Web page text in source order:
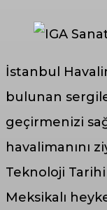
İstanbul
bulunan
geçirmenizi
havalimanını
Teknoloji
Meksikalı